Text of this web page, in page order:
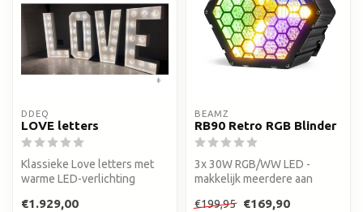
DDEQ
LOVE letters
Klassieke Love letters met
warme LED-verlichting
€1.929,00
BEAMZ
RB90 Retro RGB Blinder
3x 30W RGB/WW LED -
makkelijk meerdere aan
€199,95
€169,90